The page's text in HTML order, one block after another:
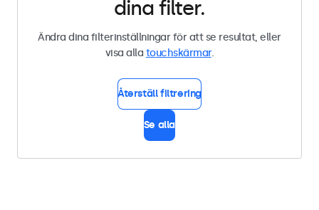
dina filter.
Ändra dina filterinställningar för att se resultat, eller
visa alla touchskärmar.
Återställ filtrering
Se alla